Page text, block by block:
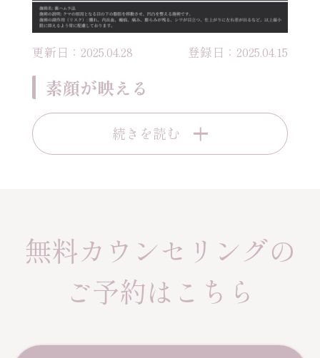
更新日：2025.04.28 登録日：2025.04.15
素顔が映える
続きを読む
無料カウンセリングの
ご予約はこちら